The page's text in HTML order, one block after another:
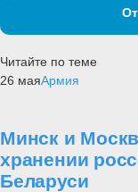
Читайте по теме
26 маяАрмия
Минск и
хранении
Беларуси